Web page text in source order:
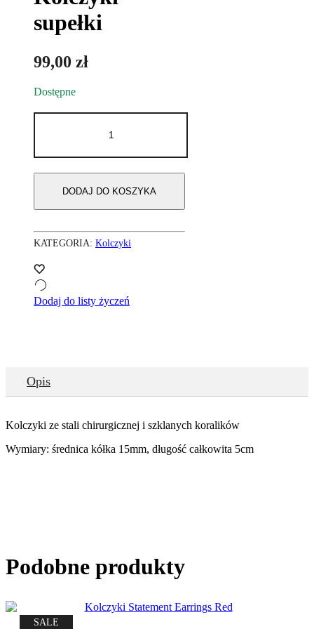
supełki
99,00 zł
Dostępne
Kolczyki
DODAJ DO KOSZYKA
KATEGORIA: Kolczyki
Dodaj do listy życzeń
Opis
Kolczyki ze stali chirurgicznej i szklanych koralików
Wymiary: średnica kółka 15mm, długość całkowita 5cm
Podobne produkty
SALE